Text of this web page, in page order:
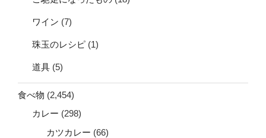
ワイン (7)
珠玉のレシピ (1)
道具 (5)
食べ物 (2,454)
カレー (298)
カツカレー (66)